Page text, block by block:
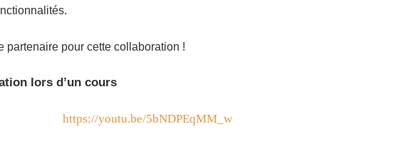
partenaire pour cette collaboration !
lors d’un cours
https://youtu.be/5bNDPEqMM_w